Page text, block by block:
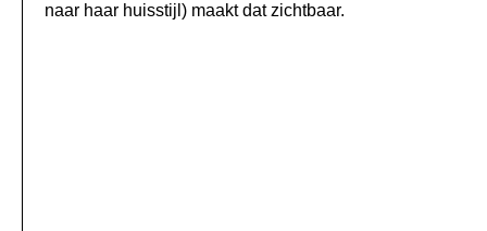
naar haar huisstijl) maakt dat zichtbaar.